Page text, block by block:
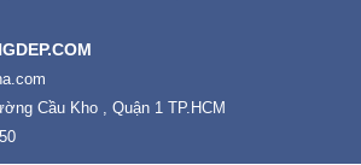
Cầu Kho , Quận 1 TP.HCM